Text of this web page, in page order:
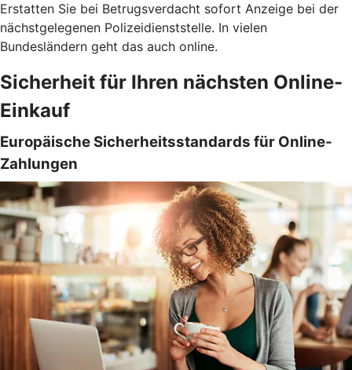
Erstatten Sie bei Betrugsverdacht sofort Anzeige bei der
nächstgelegenen Polizeidienststelle. In vielen
Bundesländern geht das auch online.
Sicherheit für Ihren nächsten Online-
Einkauf
Europäische Sicherheitsstandards für Online-
Zahlungen